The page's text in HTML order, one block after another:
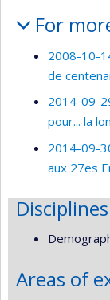
For
2008-10-
de
2014-09-
pour... la
2014-09-
aux 27es
Disciplines
Areas of